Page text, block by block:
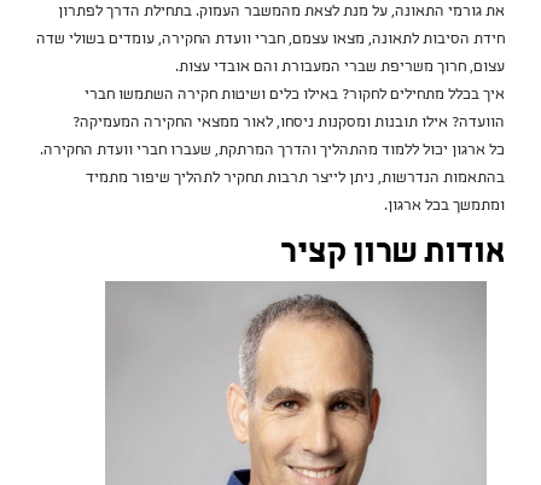
את גורמי התאונה, על מנת לצאת מהמשבר העמוק. בתחילת הדרך לפתרון
חידת הסיבות לתאונה, מצאו עצמם, חברי וועדת החקירה, עומדים בשולי שדה
עצום, חרוך משריפת שברי המעבורת והם אובדי עצות.
איך בכלל מתחילים לחקור? באילו כלים ושיטות חקירה השתמשו חברי
הוועדה? אילו תובנות ומסקנות ניסחו, לאור ממצאי החקירה המעמיקה?
כל ארגון יכול ללמוד מהתהליך והדרך המרתקת, שעברו חברי וועדת החקירה.
בהתאמות הנדרשות, ניתן לייצר תרבות תחקיר לתהליך שיפור מתמיד
ומתמשך בכל ארגון.
אודות שרון קציר